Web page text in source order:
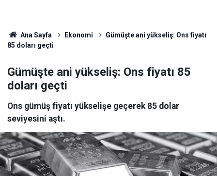
Ana Sayfa Ekonomi
Gümüşte ani yükseliş: Ons fiyatı
85 doları geçti
Gümüşte ani yükseliş: Ons fiyatı 85
doları geçti
Ons gümüş fiyatı yükselişe geçerek 85 dolar
seviyesini aştı.